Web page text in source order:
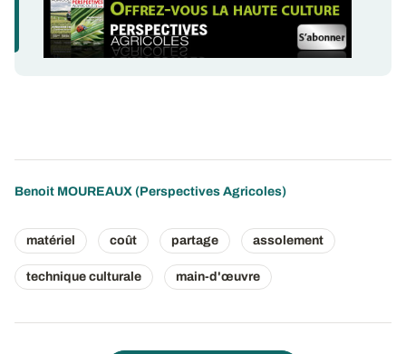
Benoit MOUREAUX (Perspectives Agricoles)
matériel coût partage assolement
technique culturale main-d'œuvre